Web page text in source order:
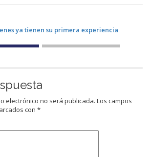
electrónico no será publicada. Los campos
con *